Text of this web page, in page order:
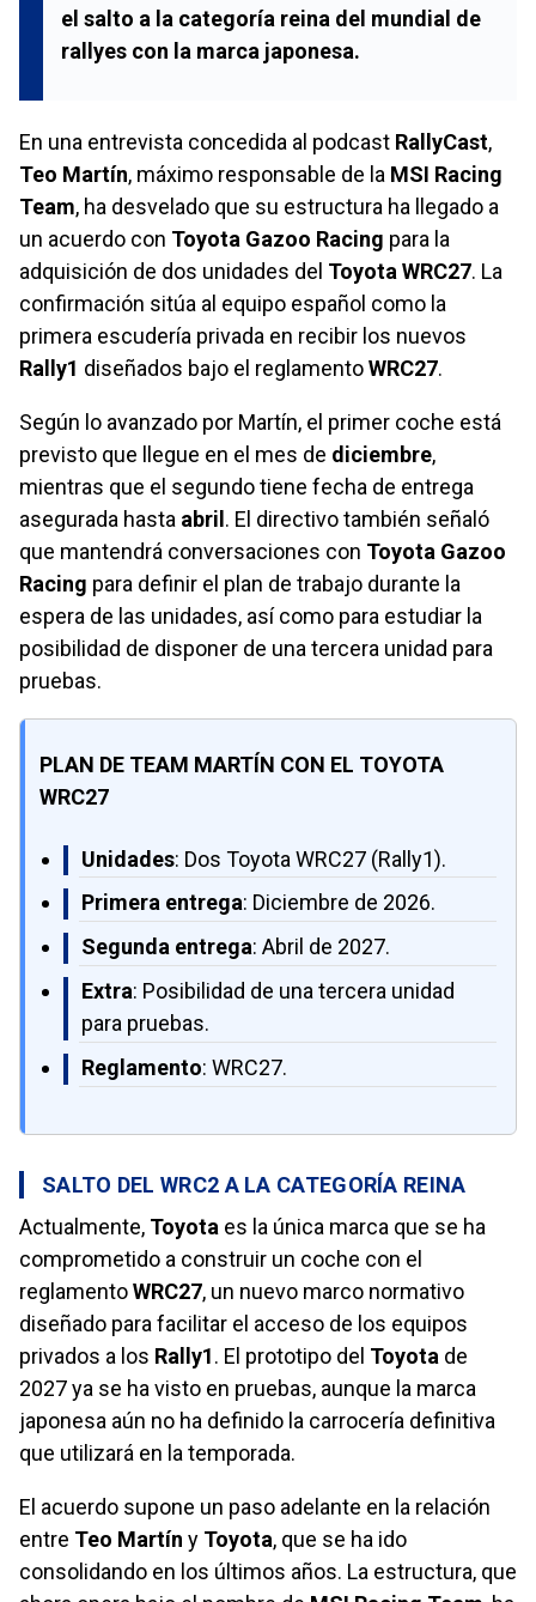
el salto a la categoría reina del mundial de
rallyes con la marca japonesa.
En una entrevista concedida al podcast RallyCast,
Teo Martín, máximo responsable de la MSI Racing
Team, ha desvelado que su estructura ha llegado a
un acuerdo con Toyota Gazoo Racing para la
adquisición de dos unidades del Toyota WRC27. La
confirmación sitúa al equipo español como la
primera escudería privada en recibir los nuevos
Rally1 diseñados bajo el reglamentoWRC27.
Según lo avanzado por Martín, el primer coche está
previsto que llegue en el mes de diciembre,
mientras que el segundo tiene fecha de entrega
asegurada hasta abril. El directivo también señaló
que mantendrá conversaciones con Toyota Gazoo
Racing para definir el plan de trabajo durante la
espera de las unidades, así como para estudiar la
posibilidad de disponer de una tercera unidad para
pruebas.
PLAN DE TEAM MARTÍN CON EL TOYOTA
WRC27
Unidades: Dos Toyota WRC27 (Rally1).
Primera entrega: Diciembre de 2026.
Segunda entrega: Abril de 2027.
Extra: Posibilidad de una tercera unidad
para pruebas.
Reglamento: WRC27.
SALTO DEL WRC2 A LA CATEGORÍA REINA
Actualmente, Toyota es la única marca que se ha
comprometido a construir un coche con el
reglamentoWRC27, un nuevo marco normativo
diseñado para facilitar el acceso de los equipos
privados a los Rally1. El prototipo del Toyota de
2027 ya se ha visto en pruebas, aunque la marca
japonesa aún no ha definido la carrocería definitiva
que utilizará en la temporada.
El acuerdo supone un paso adelante en la relación
entre Teo Martín y Toyota, que se ha ido
consolidando en los últimos años. La estructura, que